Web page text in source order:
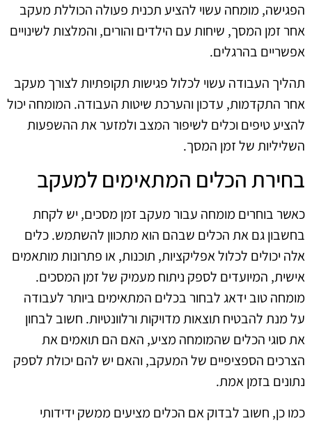
הפגישה, מומחה עשוי להציע תכנית פעולה הכוללת מעקב
אחר זמן המסך, שיחות עם הילדים והורים, והמלצות לשינויים
אפשריים בהרגלים.
תהליך העבודה עשוי לכלול פגישות תקופתיות לצורך מעקב
אחר התקדמות, עדכון והערכת שיטות העבודה. המומחה יכול
להציע טיפים וכלים לשיפור המצב ולמזער את ההשפעות
השליליות של זמן המסך.
בחירת הכלים המתאימים למעקב
כאשר בוחרים מומחה עבור מעקב זמן מסכים, יש לקחת
בחשבון גם את הכלים שבהם הוא מתכוון להשתמש. כלים
אלה יכולים לכלול אפליקציות, תוכנות, או פתרונות מותאמים
אישית, המיועדים לספק ניתוח מעמיק של זמן המסכים.
מומחה טוב ידאג לבחור בכלים המתאימים ביותר לעבודה
על מנת להבטיח תוצאות מדויקות ורלוונטיות. חשוב לבחון
את סוגי הכלים שהמומחה מציע, האם הם תואמים את
הצרכים הספציפיים של המעקב, והאם יש להם יכולת לספק
נתונים בזמן אמת.
כמו כן, חשוב לבדוק אם הכלים מציעים ממשק ידידותי